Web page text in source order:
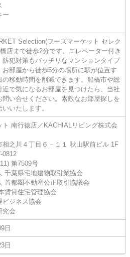
ー
Selection(フーズマーケット セレク
店まで徒歩2分です。エレベーター付き
防犯対策もバッチリなマンションタイプ
お部屋から徒歩5分の場所に駅が位置す
の移動時間を削減できます。船橋市や総
近で気になるお部屋を見つけたら、当社
問い合せください。素敵なお部屋探しを
いたします。
ト 南行徳店／KACHIALリビング株式会
相之川４丁目６－１１ 秋山駅前ビル 1F
0812
第7509号
千葉県宅地建物取引業協会
首都圏不動産公正取引協議会
賃貸住宅管理協会
ビジネス協会
究会
日
日